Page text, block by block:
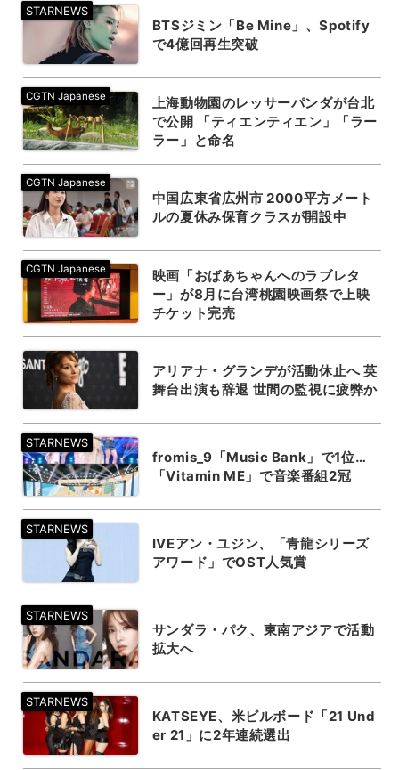
BTSジミン「Be Mine」、Spotify
で4億回再生突破
上海動物園のレッサーパンダが台北
で公開 「ティエンティエン」「ラー
ラー」と命名
中国広東省広州市 2000平方メート
ルの夏休み保育クラスが開設中
映画「おばあちゃんへのラブレタ
ー」が8月に台湾桃園映画祭で上映
チケット完売
アリアナ・グランデが活動休止へ 英
舞台出演も辞退 世間の監視に疲弊か
fromis_9「Music Bank」で1位…
「Vitamin ME」で音楽番組2冠
IVEアン・ユジン、「青龍シリーズ
アワード」でOST人気賞
サンダラ・パク、東南アジアで活動
拡大へ
KATSEYE、米ビルボード「21 Und
er 21」に2年連続選出